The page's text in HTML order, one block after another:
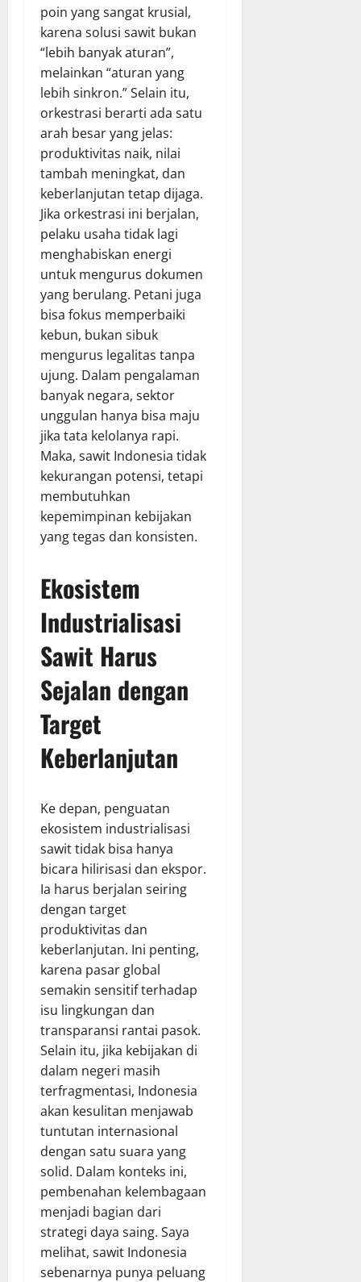
poin yang sangat krusial,
karena solusi sawit bukan
“lebih banyak aturan”,
melainkan “aturan yang
lebih sinkron.” Selain itu,
orkestrasi berarti ada satu
arah besar yang jelas:
produktivitas naik, nilai
tambah meningkat, dan
keberlanjutan tetap dijaga.
Jika orkestrasi ini berjalan,
pelaku usaha tidak lagi
menghabiskan energi
untuk mengurus dokumen
yang berulang. Petani juga
bisa fokus memperbaiki
kebun, bukan sibuk
mengurus legalitas tanpa
ujung. Dalam pengalaman
banyak negara, sektor
unggulan hanya bisa maju
jika tata kelolanya rapi.
Maka, sawit Indonesia tidak
kekurangan potensi, tetapi
membutuhkan
kepemimpinan kebijakan
yang tegas dan konsisten.
Ekosistem
Industrialisasi
Sawit Harus
Sejalan dengan
Target
Keberlanjutan
Ke depan, penguatan
ekosistem industrialisasi
sawit tidak bisa hanya
bicara hilirisasi dan ekspor.
Ia harus berjalan seiring
dengan target
produktivitas dan
keberlanjutan. Ini penting,
karena pasar global
semakin sensitif terhadap
isu lingkungan dan
transparansi rantai pasok.
Selain itu, jika kebijakan di
dalam negeri masih
terfragmentasi, Indonesia
akan kesulitan menjawab
tuntutan internasional
dengan satu suara yang
solid. Dalam konteks ini,
pembenahan kelembagaan
menjadi bagian dari
strategi daya saing. Saya
melihat, sawit Indonesia
sebenarnya punya peluang